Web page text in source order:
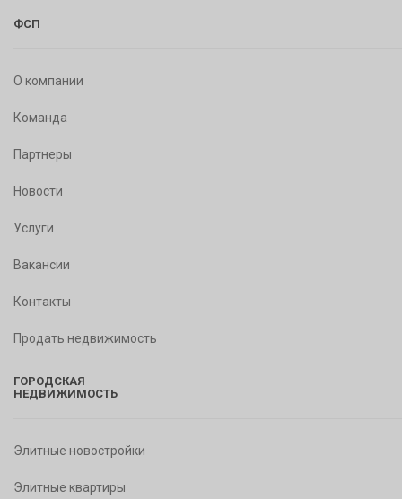
ФСП
О компании
Команда
Партнеры
Новости
Услуги
Вакансии
Контакты
Продать недвижимость
ГОРОДСКАЯ
НЕДВИЖИМОСТЬ
Элитные новостройки
Элитные квартиры